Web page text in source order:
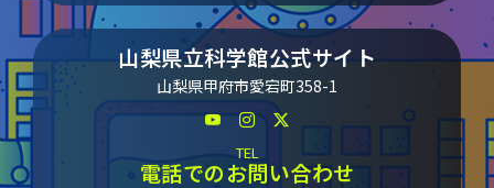
山梨県立科学館公式サイト
山梨県甲府市愛宕町358-1
TEL
電話でのお問い合わせ